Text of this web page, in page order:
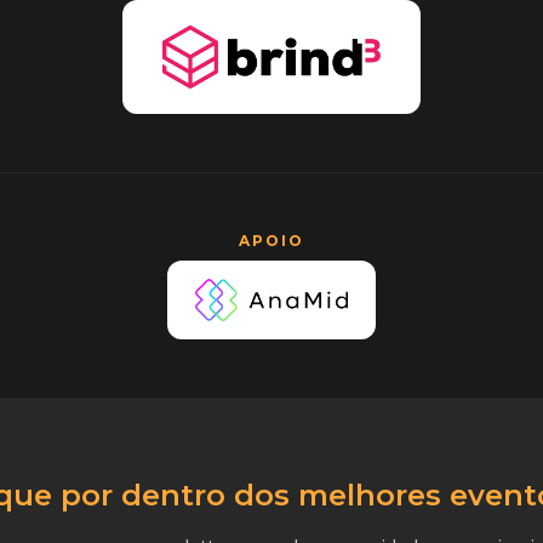
APOIO
por dentro dos melhores